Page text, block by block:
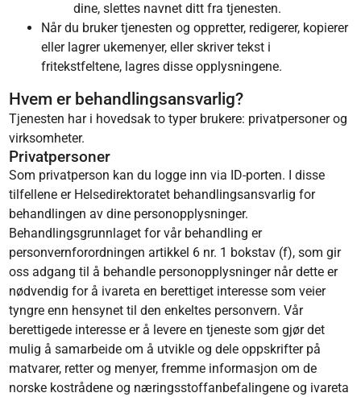
dine, slettes navnet ditt fra tjenesten.
Når du bruker tjenesten og oppretter, redigerer, kopierer
eller lagrer ukemenyer, eller skriver tekst i
fritekstfeltene, lagres disse opplysningene.
Hvem er behandlingsansvarlig?
Tjenesten har i hovedsak to typer brukere: privatpersoner og
virksomheter.
Privatpersoner
Som privatperson kan du logge inn via ID-porten. I disse
tilfellene er Helsedirektoratet behandlingsansvarlig for
behandlingen av dine personopplysninger.
Behandlingsgrunnlaget for vår behandling er
personvernforordningen artikkel 6 nr. 1 bokstav (f), som gir
oss adgang til å behandle personopplysninger når dette er
nødvendig for å ivareta en berettiget interesse som veier
tyngre enn hensynet til den enkeltes personvern. Vår
berettigede interesse er å levere en tjeneste som gjør det
mulig å samarbeide om å utvikle og dele oppskrifter på
matvarer, retter og menyer, fremme informasjon om de
norske kostrådene og næringsstoffanbefalingene og ivareta